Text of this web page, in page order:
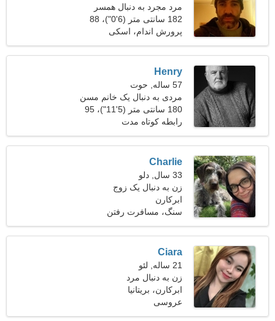
مرد مجرد به دنبال همسر
182 سانتی متر (6'0")، 88
کیلوگرم (194 پوند)
پرورش اندام، اسکی
Henry
57 ساله, حوت
مردی به دنبال یک خانم مسن
180 سانتی متر (5'11")، 95
کیلوگرم (209 پوند)
رابطه کوتاه مدت
Charlie
33 سال, دلو
زن به دنبال یک زوج
ابرکارن
سنگ، مسافرت رفتن
Ciara
21 ساله, لئو
زن به دنبال مرد
ابرکارن، بریتانیا
عروسی